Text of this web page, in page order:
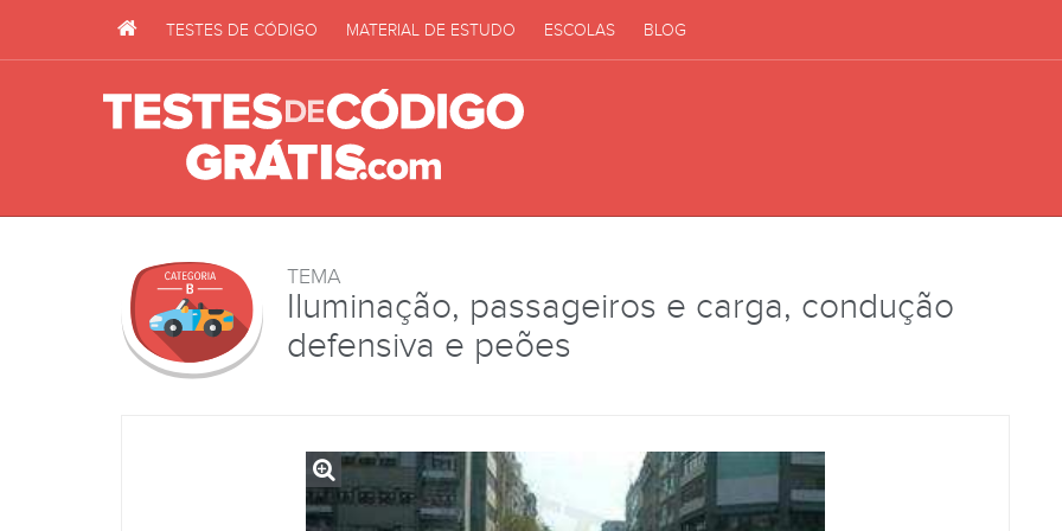
TESTES DE CÓDIGO MATERIAL DE ESTUDO ESCOLAS BLOG
TEMA
Iluminação, passageiros e carga, condução
defensiva e peões